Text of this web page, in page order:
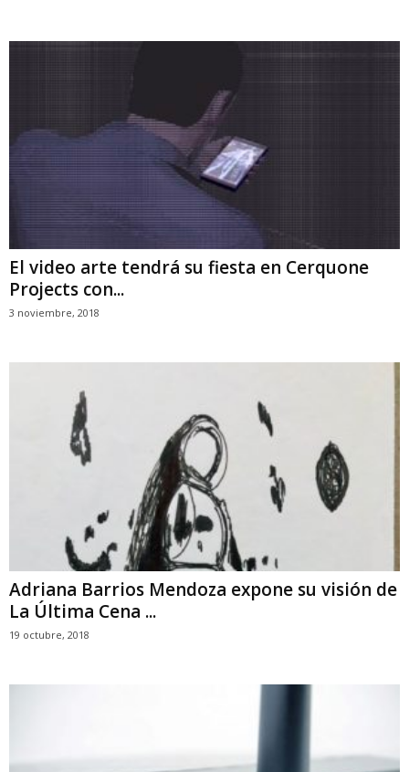
El video arte tendrá su fiesta en Cerquone
Projects con...
3 noviembre, 2018
Adriana Barrios Mendoza expone su visión de
La Última Cena ...
19 octubre, 2018